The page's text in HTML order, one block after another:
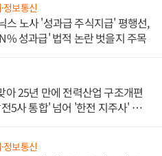
정보통신
스 노사 '성과급 주식지급' 평행선,
성과급' 법적 논란 벗을지 주목
아 25년 만에 전력산업 구조개편
5사 통합' 넘어 '한전 지주사' 재편
정보통신